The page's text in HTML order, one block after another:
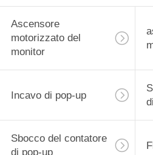
Ascensore
motorizzato del
monitor
Incavo di pop-up
Sbocco del contatore
di pop-up